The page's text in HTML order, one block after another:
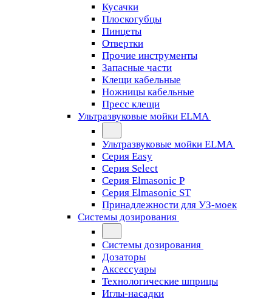
Кусачки
Плоскогубцы
Пинцеты
Отвертки
Прочие инструменты
Запасные части
Клещи кабельные
Ножницы кабельные
Пресс клещи
Ультразвуковые мойки ELMA
Ультразвуковые мойки ELMA
Серия Easy
Серия Select
Серия Elmasonic P
Серия Elmasonic ST
Принадлежности для УЗ-моек
Системы дозирования
Системы дозирования
Дозаторы
Аксессуары
Технологические шприцы
Иглы-насадки